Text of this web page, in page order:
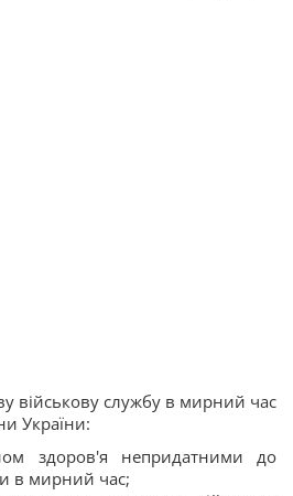
військову службу в мирний час
України:
здоров'я непридатними до
в мирний час;